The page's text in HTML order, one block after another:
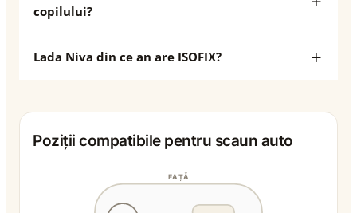
copilului?
Lada Niva din ce an are ISOFIX?
Poziții compatibile pentru scaun auto
FAȚĂ